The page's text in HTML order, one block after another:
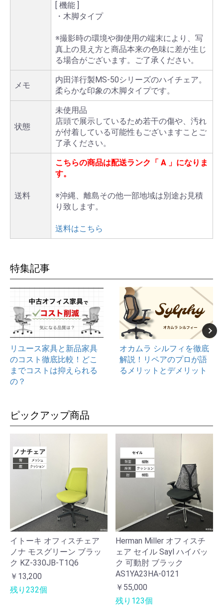
[ 機能 ]
・木脚タイプ
※撮影時の環境や御使用の端末により、写
真上の見え方と商品本来の色味に差が生じ
る場合がございます。ご了承ください。
メモ
内田洋行製MS-50シリーズのハイチェア。
柔らかな印象の木脚タイプです。
状態
未使用品
店頭で展示しているため若干の傷や、汚れ
が付着している可能性もございますことご
了承ください。
送料
こちらの商品は配送ランク「 A 」になりま
す。
※沖縄、離島その他一部地域は別途お見積
り致します。
送料はこちら
特集記事
リユース家具と新品家具
のコスト徹底比較！どこ
までコストは抑えられる
の？
オカムラ シルフィを徹底
解説！リペアのプロが語
るメリットとデメリット
ピックアップ商品
イトーキ オフィスチェア
ノナ モスグリーン ブラッ
ク KZ-330JB-T1Q6
￥13,200
残り232個
Herman Miller オフィスチ
ェア セイル Sayl ハイバッ
ク 可動肘 ブラック
AS1YA23HA-0121
￥55,000
残り123個